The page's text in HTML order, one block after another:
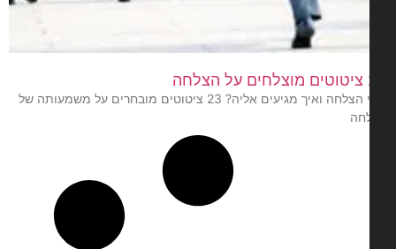
מהי הצלחה ואיך מגיעים אליה? 23 ציטוטים מובחרים על משמעותה של